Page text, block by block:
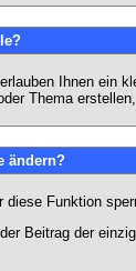
Ihnen ein
Thema
ändern?
Funktion
Beitrag der